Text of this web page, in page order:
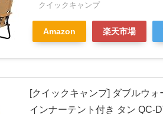
クイックキャンプ
Amazon 楽天市場
[クイックキャンプ] ダブルウ
インナーテント付き タン QC-